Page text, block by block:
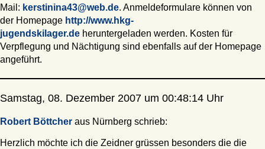
Mail: kerstinina43@web.de. Anmeldeformulare können von
der Homepage http://www.hkg-
jugendskilager.de heruntergeladen werden. Kosten für
Verpflegung und Nächtigung sind ebenfalls auf der Homepage
angeführt.
Samstag, 08. Dezember 2007 um 00:48:14 Uhr
Robert Böttcher aus Nürnberg schrieb:
Herzlich möchte ich die Zeidner grüssen besonders die die